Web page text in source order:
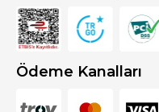
Ödeme Kanalları